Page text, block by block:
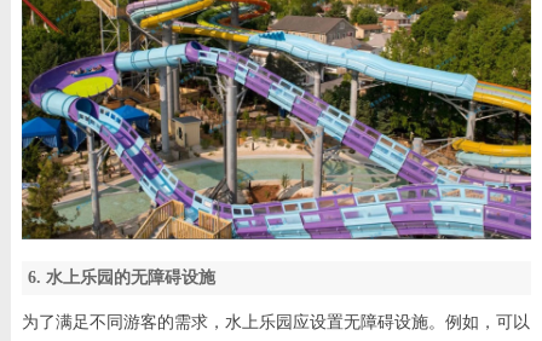
6. 水上乐园的无障碍设施
为了满足不同游客的需求，水上乐园应设置无障碍设施。例如，可以